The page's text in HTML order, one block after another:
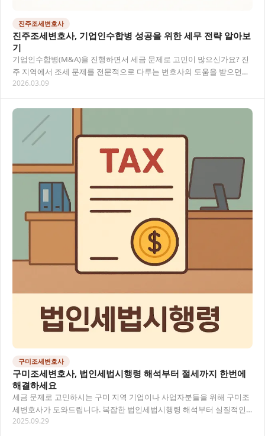
진주조세변호사
진주조세변호사, 기업인수합병 성공을 위한 세무 전략 알아보
기
기업인수합병(M&A)을 진행하면서 세금 문제로 고민이 많으신가요? 진
주 지역에서 조세 문제를 전문적으로 다루는 변호사의 도움을 받으면
M&A 과정에서 발생할 수 있는 세금 리스크를…
2026.03.09
구미조세변호사
구미조세변호사, 법인세법시행령 해석부터 절세까지 한번에
해결하세요
세금 문제로 고민하시는 구미 지역 기업이나 사업자분들을 위해 구미조
세변호사가 도와드립니다. 복잡한 법인세법시행령 해석부터 실질적인
절세 방안까지, 전문적인 법률 지식을 바탕으로 맞…
2025.09.29